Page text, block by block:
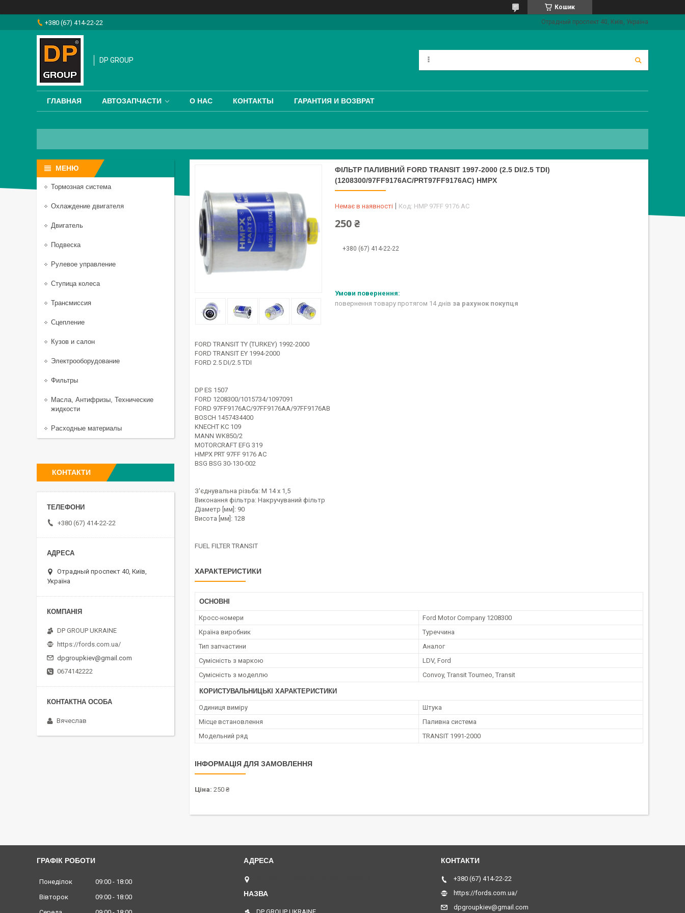
Кошик
+380 (67) 414-22-22 Отрадный проспект 40, Київ, Україна
DP GROUP
ГЛАВНАЯ АВТОЗАПЧАСТИ О НАС КОНТАКТЫ ГАРАНТИЯ И ВОЗВРАТ
ФІЛЬТР ПАЛИВНИЙ FORD TRANSIT 1997-2000 (2.5 DI/2.5 TDI)
(1208300/97FF9176AC/PRT97FF9176AC) HMPX
Немає в наявності Код: HMP 97FF 9176 AC
250 ₴
+380 (67) 414-22-22
повернення товару протягом 14 днів за рахунок покупця
FORD TRANSIT TY (TURKEY) 1992-2000
FORD TRANSIT EY 1994-2000
FORD 2.5 DI/2.5 TDI
DP ES 1507
FORD 1208300/1015734/1097091
FORD 97FF9176AC/97FF9176AA/97FF9176AB
BOSCH 1457434400
KNECHT KC 109
MANN WK850/2
MOTORCRAFT EFG 319
HMPX PRT 97FF 9176 AC
BSG BSG 30-130-002
З'єднувальна різьба: M 14 x 1,5
Виконання фільтра: Накручуваний фільтр
Діаметр [мм]: 90
Висота [мм]: 128
FUEL FILTER TRANSIT
ХАРАКТЕРИСТИКИ
ОСНОВНІ
Кросс-номери
Ford Motor Company 1208300
Країна виробник
Туреччина
Тип запчастини
Аналог
Сумісність з маркою
LDV, Ford
Сумісність з моделлю
Convoy, Transit Tourneo, Transit
КОРИСТУВАЛЬНИЦЬКІ ХАРАКТЕРИСТИКИ
Одиниця виміру
Штука
Місце встановлення
Паливна система
Модельний ряд
TRANSIT 1991-2000
ІНФОРМАЦІЯ ДЛЯ ЗАМОВЛЕННЯ
Ціна: 250 ₴
Тормозная система
Охлаждение двигателя
Двигатель
Подвеска
Рулевое управление
Ступица колеса
Трансмиссия
Сцепление
Кузов и салон
Электрооборудование
Фильтры
Масла, Антифризы, Технические
жидкости
Расходные материалы
КОНТАКТИ
+380 (67) 414-22-22
Отрадный проспект 40, Київ,
Україна
DP GROUP UKRAINE
https://fords.com.ua/
dpgroupkiev@gmail.com
0674142222
Вячеслав
ГРАФІК РОБОТИ
Понеділок 09:00
18:00
Вівторок
09:00
18:00
+380 (67) 414-22-22
https://fords.com.ua/
dpgroupkiev@gmail.com